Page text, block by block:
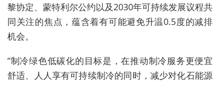
黎协定、蒙特利尔公约以及2030年可持续发展议程共
同关注的焦点，蕴含着有可能避免升温0.5度的减排
机会。
“制冷绿色低碳化的目标是，在推动制冷服务更便宜
舒适、人人享有可持续制冷的同时，减少对化石能源